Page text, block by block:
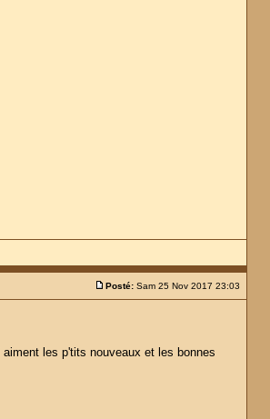
Posté: Sam 25 Nov 2017 23:03
les p'tits nouveaux et les bonnes